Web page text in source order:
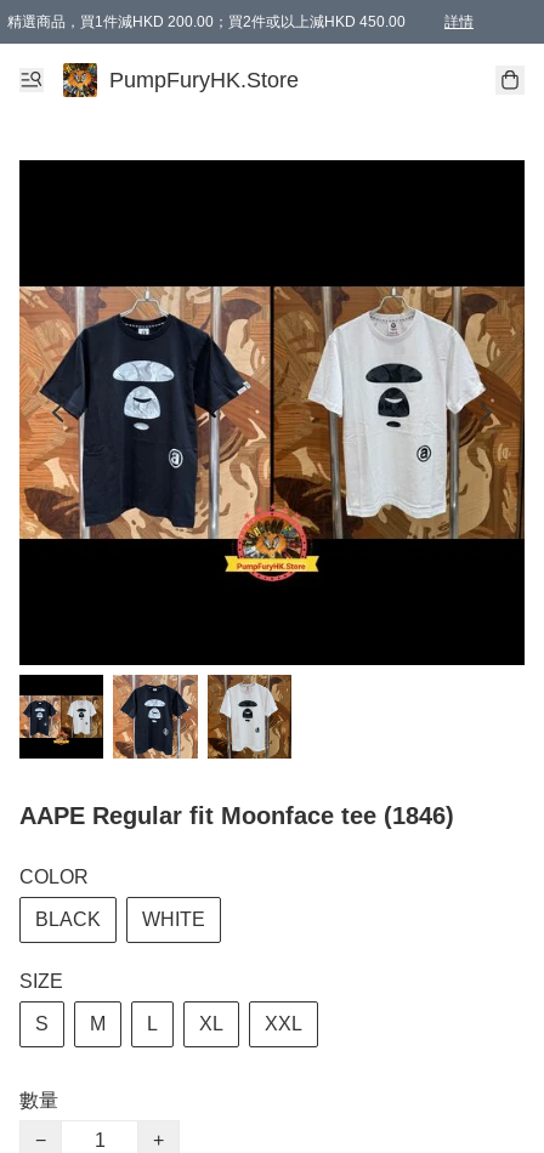
精選商品，買1件減HKD 200.00；買2件或以上減HKD 450.00 詳情
AAPE商品,會員專享9折或以上（按會員等級）AAPE products, members can
精選商品，任選買2件或以上減HKD 100.00
購物滿 HKD 800.00即享免運費優惠！（適用於 特定的送貨方式 )
PumpFuryHK.Store
AAPE Regular fit Moonface tee (1846)
COLOR
BLACK WHITE
SIZE
S M L XL XXL
數量
−
+